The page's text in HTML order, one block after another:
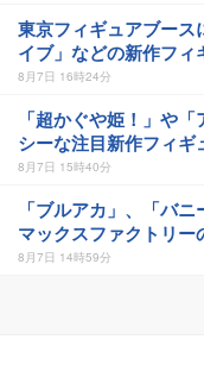
東京フィギュアブース
イブ」などの新作フ
合同展示会】
8月7日 16時24分
「超かぐや姫！」や
シーな注目新作フィ
同展示会】フリーイン
8月7日 15時40分
「ブルアカ」、「バ
マックスファクトリ
【ホビーメーカー合同
8月7日 14時59分